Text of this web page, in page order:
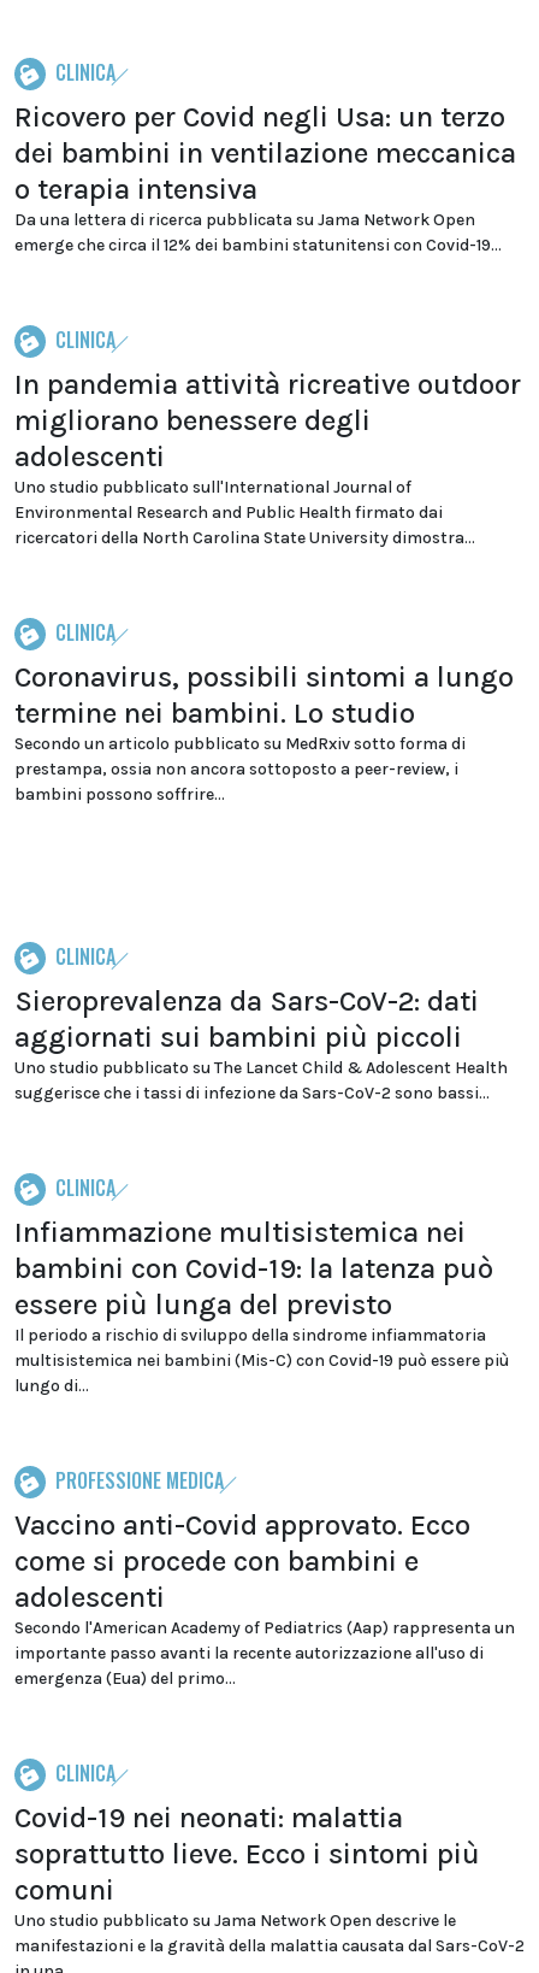
CLINICA
Ricovero per Covid negli Usa: un terzo
dei bambini in ventilazione meccanica
o terapia intensiva
Da una lettera di ricerca pubblicata su Jama Network Open
emerge che circa il 12% dei bambini statunitensi con Covid-19...
CLINICA
In pandemia attività ricreative outdoor
migliorano benessere degli
adolescenti
Uno studio pubblicato sull'International Journal of
Environmental Research and Public Health firmato dai
ricercatori della North Carolina State University dimostra...
CLINICA
Coronavirus, possibili sintomi a lungo
termine nei bambini. Lo studio
Secondo un articolo pubblicato su MedRxiv sotto forma di
prestampa, ossia non ancora sottoposto a peer-review, i
bambini possono soffrire...
CLINICA
Sieroprevalenza da Sars-CoV-2: dati
aggiornati sui bambini più piccoli
Uno studio pubblicato su The Lancet Child & Adolescent Health
suggerisce che i tassi di infezione da Sars-CoV-2 sono bassi...
CLINICA
Infiammazione multisistemica nei
bambini con Covid-19: la latenza può
essere più lunga del previsto
Il periodo a rischio di sviluppo della sindrome infiammatoria
multisistemica nei bambini (Mis-C) con Covid-19 può essere più
lungo di...
PROFESSIONE MEDICA
Vaccino anti-Covid approvato. Ecco
come si procede con bambini e
adolescenti
Secondo l'American Academy of Pediatrics (Aap) rappresenta un
importante passo avanti la recente autorizzazione all'uso di
emergenza (Eua) del primo...
CLINICA
Covid-19 nei neonati: malattia
soprattutto lieve. Ecco i sintomi più
comuni
Uno studio pubblicato su Jama Network Open descrive le
manifestazioni e la gravità della malattia causata dal Sars-CoV-2